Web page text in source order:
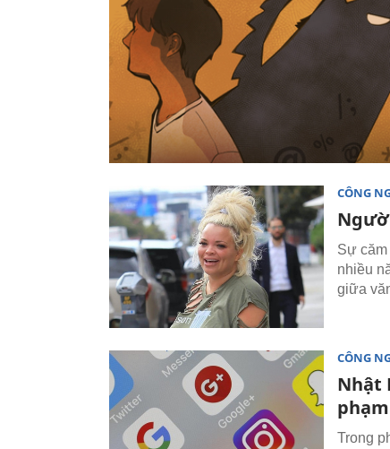
CÔNG
Sự
nhiều
giữa
CÔNG
Nhật
Trong